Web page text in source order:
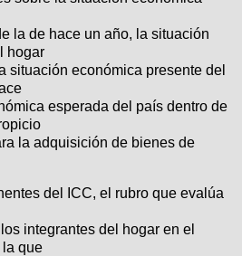
la de hace un año, la situación
hogar
situación económica presente del
esperada del país dentro de
la adquisición de bienes de
del ICC, el rubro que evalúa
integrantes del hogar en el
la que